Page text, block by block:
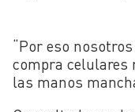
“Por eso
compra celulares
las manos